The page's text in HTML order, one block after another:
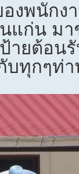
งพนักง
แก่น ม
ายต้อน
บทุกๆท่า